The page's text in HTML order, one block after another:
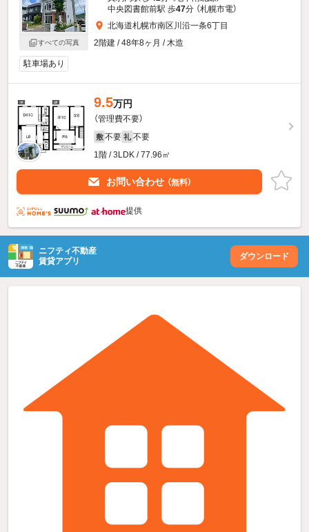
すべての写真
中央図書館前駅 歩47分 （札幌市電）
北海道札幌市南区川沿一条6丁目
2階建 / 48年8ヶ月 / 木造
駐車場あり
9.5万円
（管理費不要）
敷 不要 礼 不要
1階 / 3LDK / 77.96㎡
お問い合わせ （無料）
提供
ニフティ不動産
賃貸アプリ
ダウンロード